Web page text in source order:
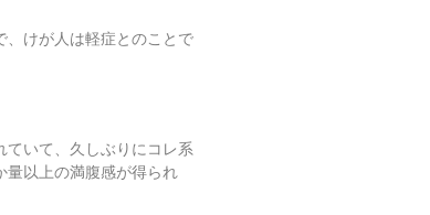
、けが人は軽症とのことで
いて、久しぶりにコレ系
量以上の満腹感が得られ